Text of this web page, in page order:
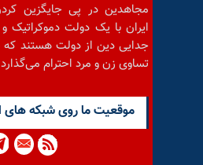
مجاهدین در پی جایگزین
ایران با یک دولت دموکراتیک
جدایی دین از دولت هستند که
تساوی زن و مرد احترام
موقعيت ما روى شبكه هاى